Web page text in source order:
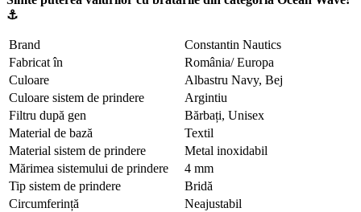
⚓
Brand
Constantin Nautics
Fabricat în
România/ Europa
Culoare
Albastru Navy, Bej
Culoare sistem de prindere
Argintiu
Filtru după gen
Bărbați, Unisex
Material de bază
Textil
Material sistem de prindere
Metal inoxidabil
Mărimea sistemului de prindere
4 mm
Tip sistem de prindere
Bridă
Circumferință
Neajustabil